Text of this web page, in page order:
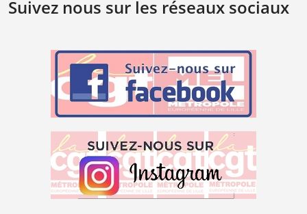
Suivez nous sur les réseaux sociaux